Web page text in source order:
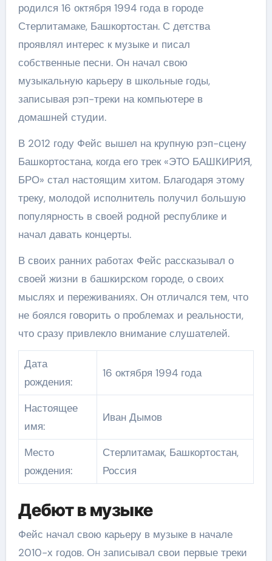
родился 16 октября 1994 года в городе
Стерлитамаке, Башкортостан. С детства
проявлял интерес к музыке и писал
собственные песни. Он начал свою
музыкальную карьеру в школьные годы,
записывая рэп-треки на компьютере в
домашней студии.
В 2012 году Фейс вышел на крупную рэп-сцену
Башкортостана, когда его трек «ЭТО БАШКИРИЯ,
БРО» стал настоящим хитом. Благодаря этому
треку, молодой исполнитель получил большую
популярность в своей родной республике и
начал давать концерты.
В своих ранних работах Фейс рассказывал о
своей жизни в башкирском городе, о своих
мыслях и переживаниях. Он отличался тем, что
не боялся говорить о проблемах и реальности,
что сразу привлекло внимание слушателей.
Дата
рождения:
16 октября 1994 года
Настоящее
имя:
Иван Дымов
Место
рождения:
Стерлитамак, Башкортостан,
Россия
Дебют в музыке
Фейс начал свою карьеру в музыке в начале
2010-х годов. Он записывал свои первые треки